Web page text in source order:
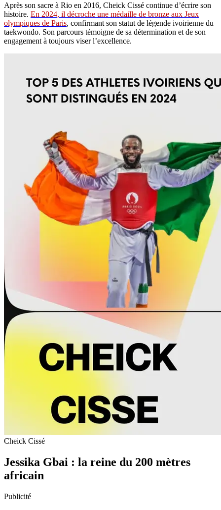
Après son sacre à Rio en 2016, Cheick Cissé continue d’écrire son
histoire. En 2024, il décroche une médaille de bronze aux Jeux
olympiques de Paris, confirmant son statut de légende ivoirienne du
taekwondo. Son parcours témoigne de sa détermination et de son
engagement à toujours viser l’excellence.
Cheick Cissé
Jessika Gbai : la reine du 200 mètres
africain
Publicité